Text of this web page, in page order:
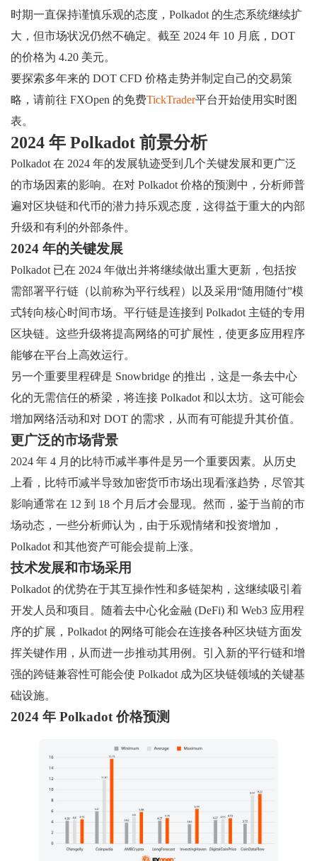
时期一直保持谨慎乐观的态度，Polkadot 的生态系统继续扩
大，但市场状况仍然不确定。截至 2024 年 10 月底，DOT
的价格为 4.20 美元。
要探索多年来的 DOT CFD 价格走势并制定自己的交易策
略，请前往 FXOpen 的免费TickTrader平台开始使用实时图
表。
2024 年 Polkadot 前景分析
Polkadot 在 2024 年的发展轨迹受到几个关键发展和更广泛
的市场因素的影响。在对 Polkadot 价格的预测中，分析师普
遍对区块链和代币的潜力持乐观态度，这得益于重大的内部
升级和有利的外部条件。
2024 年的关键发展
Polkadot 已在 2024 年做出并将继续做出重大更新，包括按
需部署平行链（以前称为平行线程）以及采用“随用随付”模
式转向核心时间市场。平行链是连接到 Polkadot 主链的专用
区块链。这些升级将提高网络的可扩展性，使更多应用程序
能够在平台上高效运行。
另一个重要里程碑是 Snowbridge 的推出，这是一条去中心
化的无需信任的桥梁，将连接 Polkadot 和以太坊。这可能会
增加网络活动和对 DOT 的需求，从而有可能提升其价值。
更广泛的市场背景
2024 年 4 月的比特币减半事件是另一个重要因素。从历史
上看，比特币减半导致加密货币市场出现看涨趋势，尽管其
影响通常在 12 到 18 个月后才会显现。然而，鉴于当前的市
场动态，一些分析师认为，由于乐观情绪和投资增加，
Polkadot 和其他资产可能会提前上涨。
技术发展和市场采用
Polkadot 的优势在于其互操作性和多链架构，这继续吸引着
开发人员和项目。随着去中心化金融 (DeFi) 和 Web3 应用程
序的扩展，Polkadot 的网络可能会在连接各种区块链方面发
挥关键作用，从而进一步推动其用例。引入新的平行链和增
强的跨链兼容性可能会使 Polkadot 成为区块链领域的关键基
础设施。
2024 年 Polkadot 价格预测